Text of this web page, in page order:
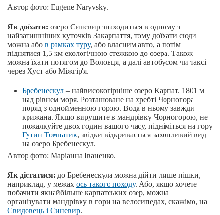
Автор фото: Eugene Naryvsky.
Як доїхати: озеро Синевир знаходиться в одному з
найзатишніших куточків Закарпаття, тому доїхати сюди
можна або в рамках туру, або власним авто, а потім
піднятися 1,5 км екологічною стежкою до озера. Також
можна їхати потягом до Воловця, а далі автобусом чи таксі
через Хуст або Міжгір'я.
Бребенескул – найвисокогірніше озеро Карпат. 1801 м
над рівнем моря. Розташоване на хребті Чорногора
поряд з однойменною горою. Вода в ньому завжди
крижана. Якщо вирушите в мандрівку Чорногорою, не
пожалкуйте двох годин вашого часу, підніміться на гору
Гутин Томнатик, звідки відкривається захопливий вид
на озеро Бребенескул.
Автор фото: Маріанна Іваненко.
Як дістатися: до Бребенескула можна дійти лише пішки,
наприклад, у межах ось такого походу. Або, якщо хочете
побачити якнайбільше карпатських озер, можна
організувати мандрівку в гори на велосипедах, скажімо, на
Свидовець і Синевир.